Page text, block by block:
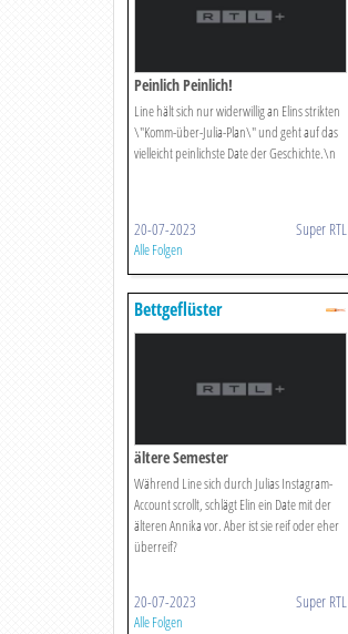
Peinlich Peinlich!
Line hält sich nur widerwillig an Elins strikten
\"Komm-über-Julia-Plan\" und geht auf das
vielleicht peinlichste Date der Geschichte.\n
20-07-2023 Super RTL
Alle Folgen
Bettgeflüster
ältere Semester
Während Line sich durch Julias Instagram-
Account scrollt, schlägt Elin ein Date mit der
älteren Annika vor. Aber ist sie reif oder eher
überreif?
20-07-2023 Super RTL
Alle Folgen